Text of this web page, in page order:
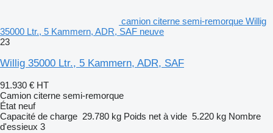
camion citerne semi-remorque Willig
35000 Ltr., 5 Kammern, ADR, SAF neuve
23
Willig 35000 Ltr., 5 Kammern, ADR, SAF
91.930 € HT
Camion citerne semi-remorque
État neuf
Capacité de charge 29.780 kg Poids net à vide 5.220 kg Nombre
d'essieux 3